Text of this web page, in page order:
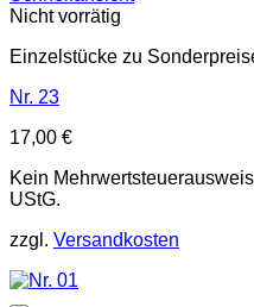
Nicht vorrätig
Einzelstücke zu
Nr. 23
17,00 €
Kein
UStG.
zzgl. Versandkosten